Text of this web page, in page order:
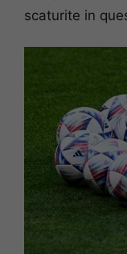
scaturite in